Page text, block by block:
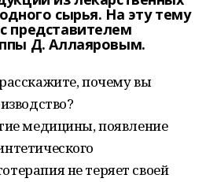
сырья. На эту тему
представителем
Д. Аллаяровым.
почему вы
медицины, появление
не теряет своей